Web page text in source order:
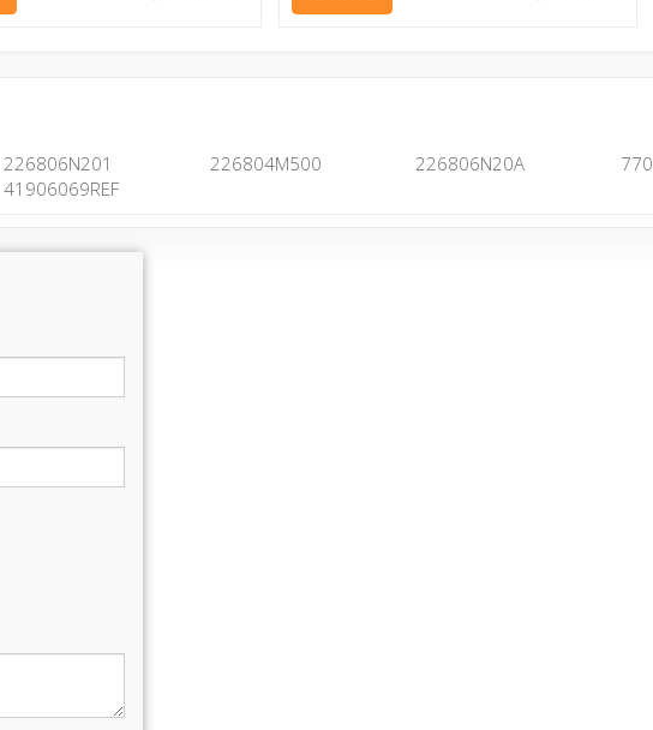
226806N201 226804M500 226806N20A
41906069REF